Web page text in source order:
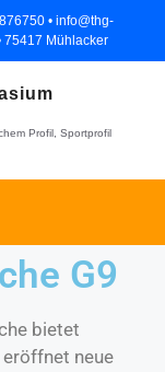
• info@thg-
75417 Mühlacker
Profil, Sportprofil
G9
bietet
neue